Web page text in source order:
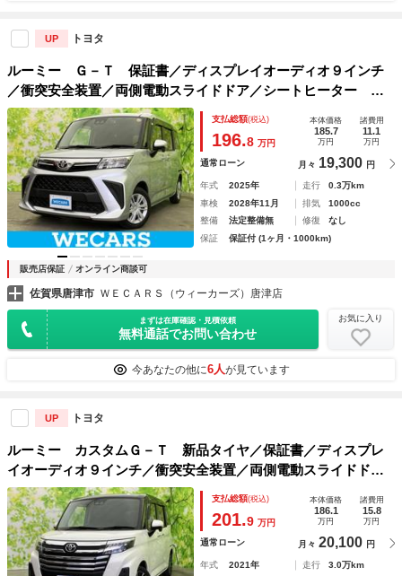
UP トヨタ
ルーミー Ｇ－Ｔ 保証書／ディスプレイオーディオ９インチ
／衝突安全装置／両側電動スライドドア／シートヒーター 前
席／パノラミックビューモニター／車線逸脱防止支援システム
／ヘッドランプ ＬＥＤ／ＵＳＢジャック
支払総額(税込)
196.8 万円
本体価格
185.7
万円
諸費用
11.1
万円
通常ローン 月々 19,300 円
年式 2025年 走行
0.3万km
車検
2028年11月 排気
1000cc
整備
法定整備無 修復
なし
保証
保証付 (1ヶ月・1000km)
販売店保証 オンライン商談可
佐賀県唐津市 ＷＥＣＡＲＳ（ウィーカーズ）唐津店
まずは在庫確認・見積依頼
無料通話でお問い合わせ
お気に入り
今あなたの他に6人が見ています
UP トヨタ
ルーミー カスタムＧ－Ｔ 新品タイヤ／保証書／ディスプレ
イオーディオ９インチ／衝突安全装置／両側電動スライドドア
／シートヒーター 前席／パノラミックビューモニター／車線
逸脱防止支援システム／ヘッドランプ ＬＥＤ
支払総額(税込)
201.9 万円
本体価格
186.1
万円
諸費用
15.8
万円
通常ローン 月々 20,100 円
年式 2021年 走行
3.0万km